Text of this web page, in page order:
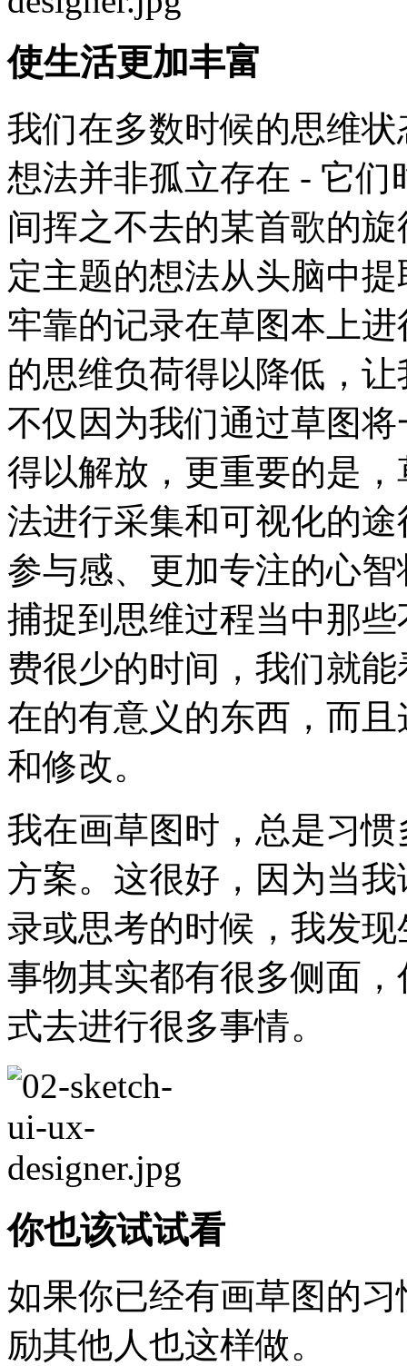
使生活更加丰富
我们在多数时候的思维
想法并非孤立存在 - 它
间挥之不去的某首歌的
定主题的想法从头脑中
牢靠的记录在草图本上
的思维负荷得以降低，
不仅因为我们通过草图
得以解放，更重要的是
法进行采集和可视化的
参与感、更加专注的心
捕捉到思维过程当中那
费很少的时间，我们就
在的有意义的东西，而
和修改。
我在画草图时，总是习
方案。这很好，因为当
录或思考的时候，我发
事物其实都有很多侧面
式去进行很多事情。
你也该试试看
如果你已经有画草图的
励其他人也这样做。